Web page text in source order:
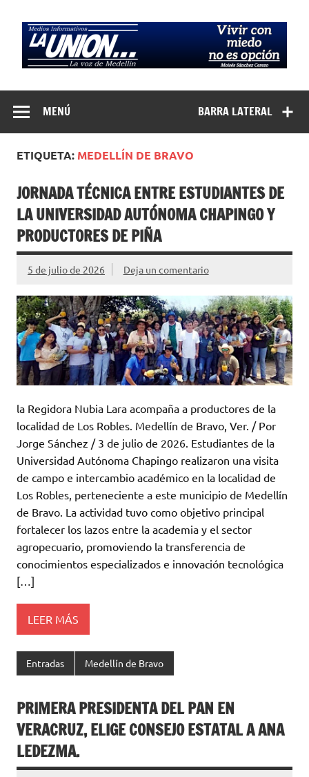
contenido
Medios
Informativos La
Unión…
BARRA LATERAL
MENÚ
ETIQUETA: MEDELLÍN DE BRAVO
JORNADA TÉCNICA ENTRE ESTUDIANTES DE
LA UNIVERSIDAD AUTÓNOMA CHAPINGO Y
PRODUCTORES DE PIÑA
5 de julio de 2026 Deja un comentario
la Regidora Nubia Lara acompaña a productores de la
localidad de Los Robles. Medellín de Bravo, Ver. / Por
Jorge Sánchez / 3 de julio de 2026. Estudiantes de la
Universidad Autónoma Chapingo realizaron una visita
de campo e intercambio académico en la localidad de
Los Robles, perteneciente a este municipio de Medellín
de Bravo. La actividad tuvo como objetivo principal
fortalecer los lazos entre la academia y el sector
agropecuario, promoviendo la transferencia de
conocimientos especializados e innovación tecnológica
[…]
LEER MÁS
Entradas Medellín de Bravo
PRIMERA PRESIDENTA DEL PAN EN
VERACRUZ, ELIGE CONSEJO ESTATAL A ANA
LEDEZMA.